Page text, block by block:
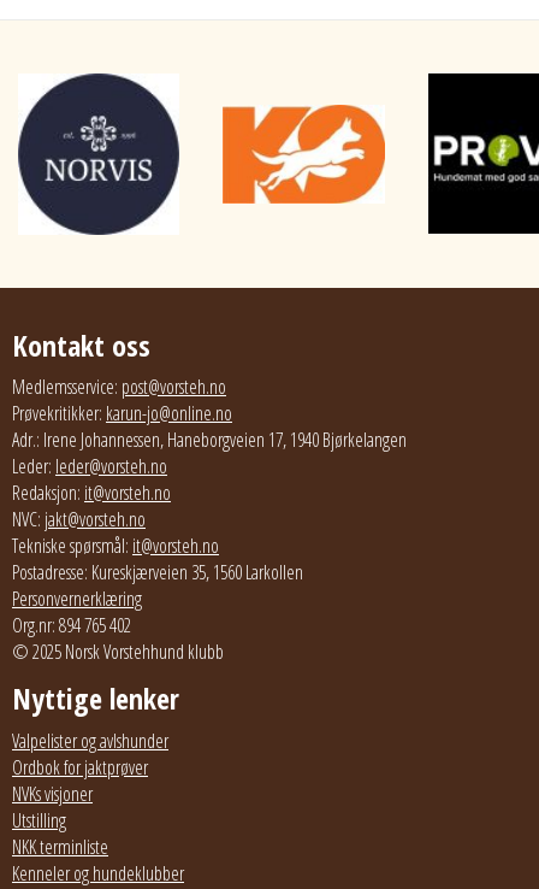
Kontakt oss
Medlemsservice: post@vorsteh.no
Prøvekritikker: karun-jo@online.no
Adr.: Irene Johannessen, Haneborgveien 17, 1940 Bjørkelangen
Leder: leder@vorsteh.no
Redaksjon: it@vorsteh.no
NVC: jakt@vorsteh.no
Tekniske spørsmål: it@vorsteh.no
Postadresse: Kureskjærveien 35, 1560 Larkollen
Personvernerklæring
Org.nr: 894 765 402
© 2025 Norsk Vorstehhund klubb
Nyttige lenker
Valpelister og avlshunder
Ordbok for jaktprøver
NVKs visjoner
Utstilling
NKK terminliste
Kenneler og hundeklubber